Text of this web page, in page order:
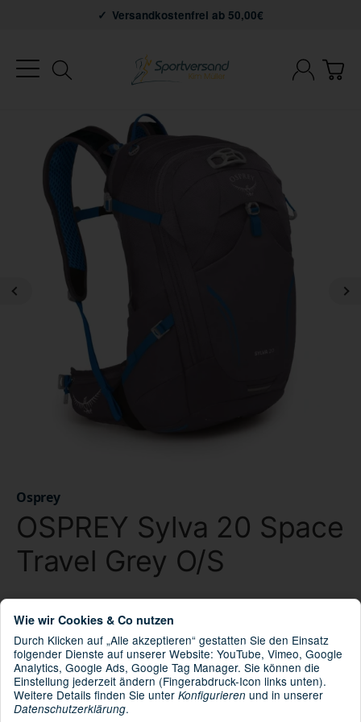
Versandkostenfrei ab 50,00€
Osprey
OSPREY Sylva 20 Space
Travel Grey O/S
GTIN:843820159479
HAN:10005079
Kategorie:Fahrradrucksack
Wie wir Cookies & Co nutzen
Durch Klicken auf „Alle akzeptieren“ gestatten Sie den Einsatz
folgender Dienste auf unserer Website: YouTube, Vimeo, Google
Analytics, Google Ads, Google Tag Manager. Sie können die
Einstellung jederzeit ändern (Fingerabdruck-Icon links unten).
Weitere Details finden Sie unter Konfigurieren und in unserer
Datenschutzerklärung.